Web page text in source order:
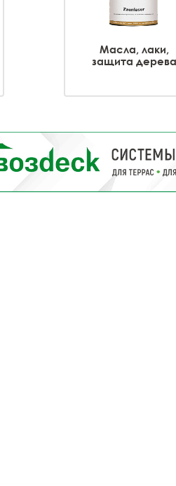
Масла, лаки,
защита дерева